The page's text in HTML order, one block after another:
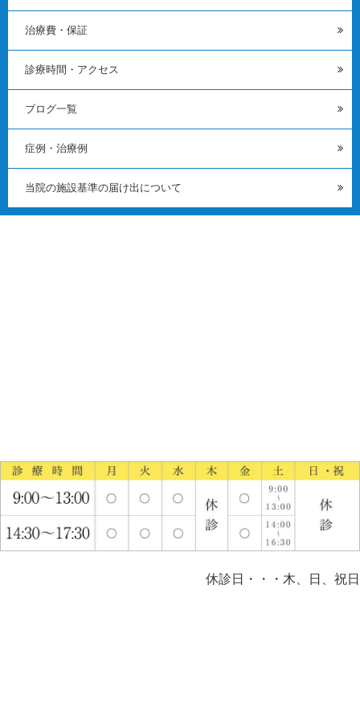
治療費・保証
診療時間・アクセス
ブログ一覧
症例・治療例
当院の施設基準の届け出について
休診日・・・木、日、祝日